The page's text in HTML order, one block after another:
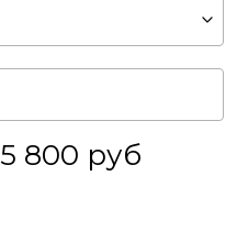
5 800 руб